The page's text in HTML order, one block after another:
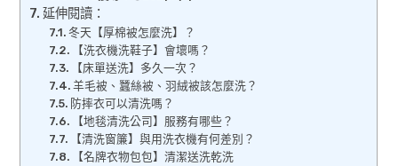
延伸閱讀：
冬天【厚棉被怎麼洗】？
【洗衣機洗鞋子】會壞嗎？
【床單送洗】多久一次？
羊毛被、蠶絲被、羽絨被該怎麼洗？
防摔衣可以清洗嗎？
【地毯清洗公司】服務有哪些？
【清洗窗簾】與用洗衣機有何差別？
【名牌衣物包包】清潔送洗乾洗